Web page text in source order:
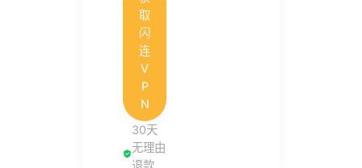
取
闪
连
V
P
N
30天
无理由